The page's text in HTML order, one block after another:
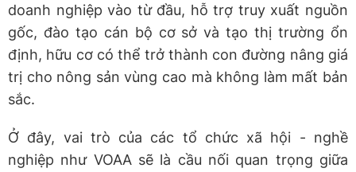
doanh nghiệp vào từ đầu, hỗ trợ truy xuất nguồn
gốc, đào tạo cán bộ cơ sở và tạo thị trường ổn
định, hữu cơ có thể trở thành con đường nâng giá
trị cho nông sản vùng cao mà không làm mất bản
sắc.
Ở đây, vai trò của các tổ chức xã hội - nghề
nghiệp như VOAA sẽ là cầu nối quan trọng giữa